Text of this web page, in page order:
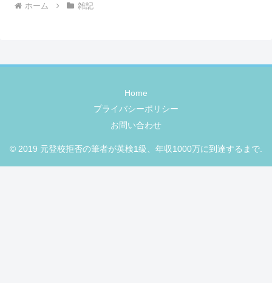
ホーム 雑記
Home
プライバシーポリシー
お問い合わせ
© 2019 元登校拒否の筆者が英検1級、年収1000万に到達するまで.